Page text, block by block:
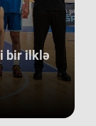
bir ilklə